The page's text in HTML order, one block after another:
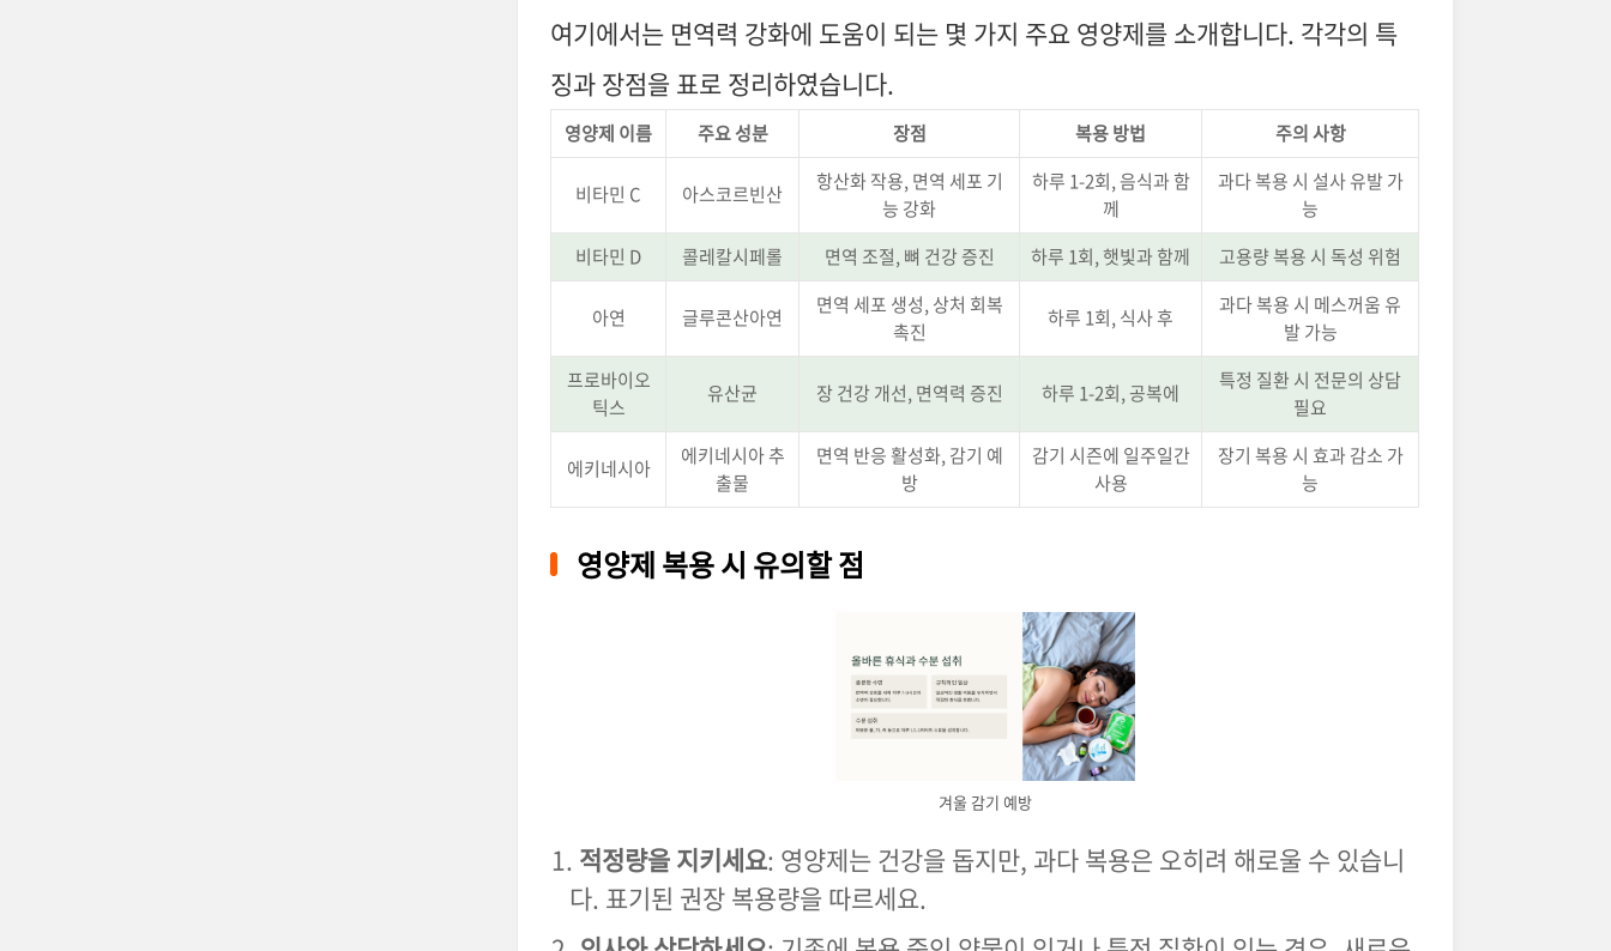
여기에서는 면역력 강화에 도움이 되는 몇 가지 주요 영양제를 소개합니다. 각각의 특
징과 장점을 표로 정리하였습니다.
영양제 이름 주요 성분 장점 복용 방법 주의 사항
비타민 C 아스코르빈산
항산화 작용, 면역 세포 기
능 강화
하루 1-2회, 음식과 함
께
과다 복용 시 설사 유발 가
능
비타민 D
콜레칼시페롤 면역 조절, 뼈 건강 증진 하루 1회, 햇빛과 함께 고용량 복용 시 독성 위험
아연 글루콘산아연
면역 세포 생성, 상처 회복
촉진
하루 1회, 식사 후
과다 복용 시 메스꺼움 유
발 가능
프로바이오
틱스
유산균 장 건강 개선, 면역력 증진 하루 1-2회, 공복에
특정 질환 시 전문의 상담
필요
에키네시아
에키네시아 추
출물
면역 반응 활성화, 감기 예
방
감기 시즌에 일주일간
사용
장기 복용 시 효과 감소 가
능
영양제 복용 시 유의할 점
겨울 감기 예방
적정량을 지키세요: 영양제는 건강을 돕지만, 과다 복용은 오히려 해로울 수 있습니
다. 표기된 권장 복용량을 따르세요.